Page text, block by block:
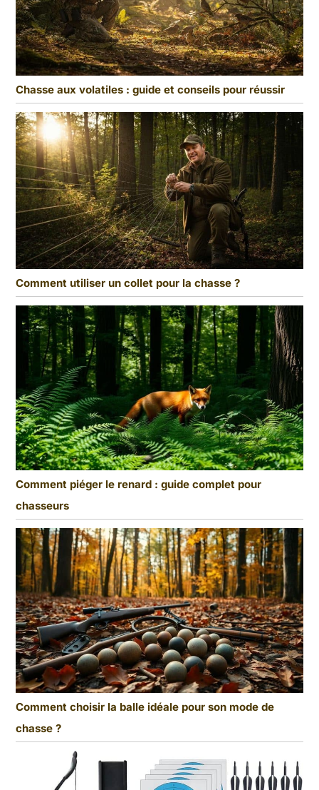
Chasse aux volatiles : guide et conseils pour réussir
Comment utiliser un collet pour la chasse ?
Comment piéger le renard : guide complet pour
chasseurs
Comment choisir la balle idéale pour son mode de
chasse ?